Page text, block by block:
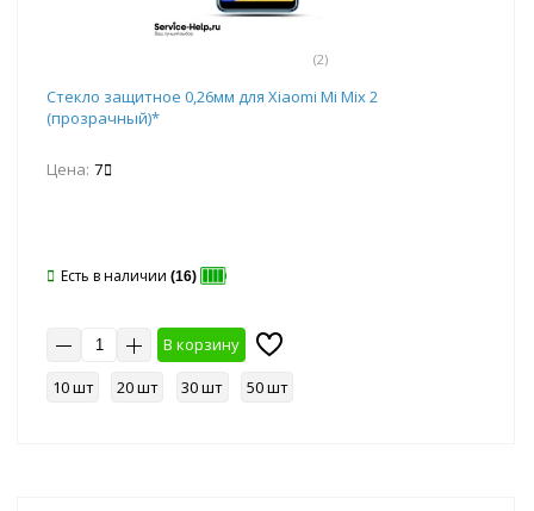
(2)
Стекло защитное 0,26мм для Xiaomi Mi Mix 2
(прозрачный)*
Цена: 7
Есть в наличии (16)
В корзину
10 шт
20 шт 30 шт 50 шт